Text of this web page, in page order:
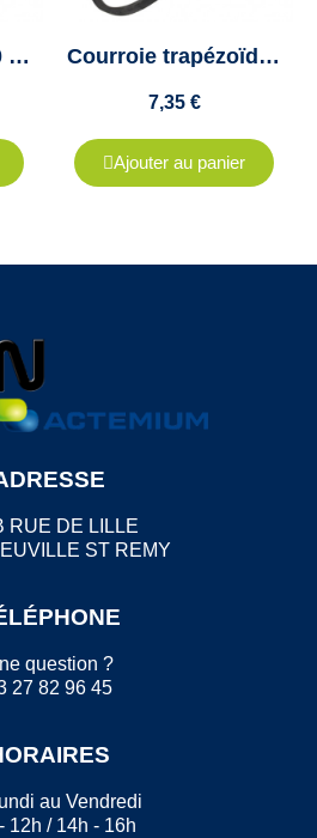
Courroie SPZ2900 Trapézoïdale - VECO 200 - Colmant Cuvelier Courroie trapézoïdale SPZ925 - VECO 200 - Colmant Cuvelier
7,35 €
Ajouter au panier
RUE DE LILLE
ST REMY
question ?
27 82 96 45
au Vendredi
12h / 14h - 16h